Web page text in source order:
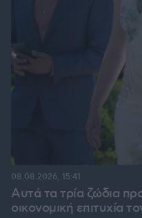
Αυτά τα τρία ζώδια
οικονομική επιτυχία
08.08.2026, 15:41